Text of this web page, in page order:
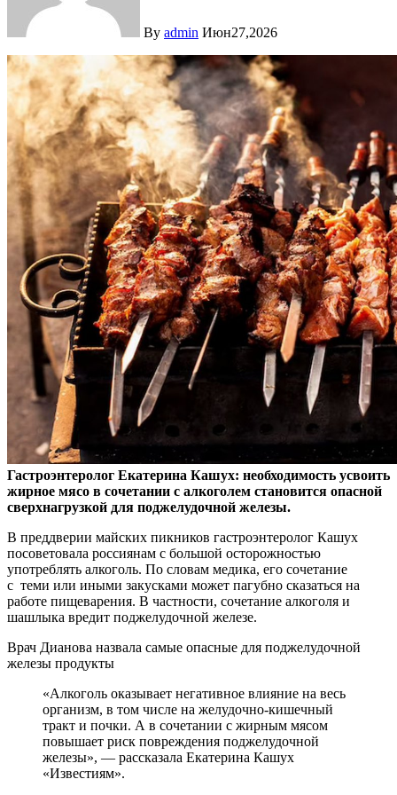
By admin Июн27,2026
Гастроэнтеролог Екатерина Кашух: необходимость усвоить
жирное мясо в сочетании с алкоголем становится опасной
сверхнагрузкой для поджелудочной железы.
В преддверии майских пикников гастроэнтеролог Кашух
посоветовала россиянам с большой осторожностью
употреблять алкоголь. По словам медика, его сочетание
с теми или иными закусками может пагубно сказаться на
работе пищеварения. В частности, сочетание алкоголя и
шашлыка вредит поджелудочной железе.
Врач Дианова назвала самые опасные для поджелудочной
железы продукты
«Алкоголь оказывает негативное влияние на весь
организм, в том числе на желудочно-кишечный
тракт и почки. А в сочетании с жирным мясом
повышает риск повреждения поджелудочной
железы», — рассказала Екатерина Кашух
«Известиям».